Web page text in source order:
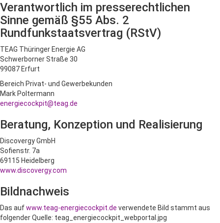
Verantwortlich im presserechtlichen
Sinne gemäß §55 Abs. 2
Rundfunkstaatsvertrag (RStV)
TEAG Thüringer Energie AG
Schwerborner Straße 30
99087 Erfurt
Bereich Privat- und Gewerbekunden
Mark Poltermann
energiecockpit@teag.de
Beratung, Konzeption und Realisierung
Discovergy GmbH
Sofienstr. 7a
69115 Heidelberg
www.discovergy.com
Bildnachweis
Das aufwww.teag-energiecockpit.de verwendete Bild stammt aus
folgender Quelle: teag_energiecockpit_webportal.jpg